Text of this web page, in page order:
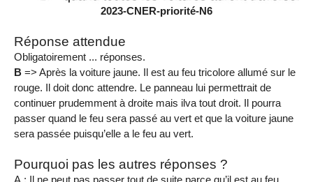
2023-CNER-priorité-N6
Réponse attendue
Obligatoirement ... réponses.
B => Après la voiture jaune. Il est au feu tricolore allumé sur le
rouge. Il doit donc attendre. Le panneau lui permettrait de
continuer prudemment à droite mais ilva tout droit. Il pourra
passer quand le feu sera passé au vert et que la voiture jaune
sera passée puisqu’elle a le feu au vert.
Pourquoi pas les autres réponses ?
A : Il ne peut pas passer tout de suite parce qu’il est au feu